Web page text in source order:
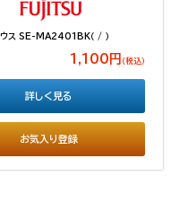
ウス SE-MA2401BK（ / ）
1,100円 （税込）
お気入り登録
詳しく見る